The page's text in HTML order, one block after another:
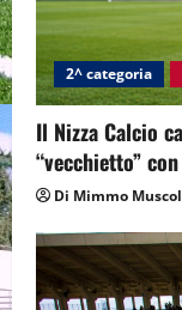
2^ categoria
Il Nizza Calcio
“vecchietto”
Di Mimmo